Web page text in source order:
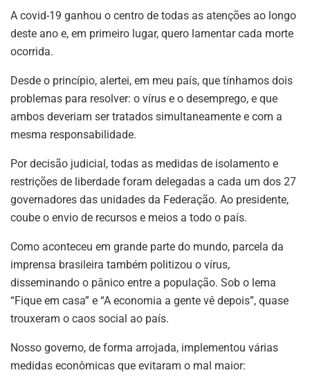
A covid-19 ganhou o centro de todas as atenções ao longo
deste ano e, em primeiro lugar, quero lamentar cada morte
ocorrida.
Desde o princípio, alertei, em meu país, que tínhamos dois
problemas para resolver: o vírus e o desemprego, e que
ambos deveriam ser tratados simultaneamente e com a
mesma responsabilidade.
Por decisão judicial, todas as medidas de isolamento e
restrições de liberdade foram delegadas a cada um dos 27
governadores das unidades da Federação. Ao presidente,
coube o envio de recursos e meios a todo o país.
Como aconteceu em grande parte do mundo, parcela da
imprensa brasileira também politizou o vírus,
disseminando o pânico entre a população. Sob o lema
“Fique em casa” e “A economia a gente vê depois”, quase
trouxeram o caos social ao país.
Nosso governo, de forma arrojada, implementou várias
medidas econômicas que evitaram o mal maior: